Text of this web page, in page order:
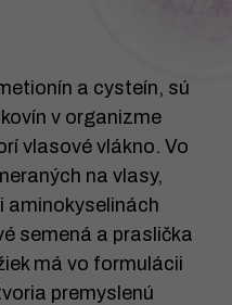
a cysteín, sú
v organizme
vlasové vlákno. Vo
na vlasy,
aminokyselinách
semená a praslička
má vo formulácii
premyslenú